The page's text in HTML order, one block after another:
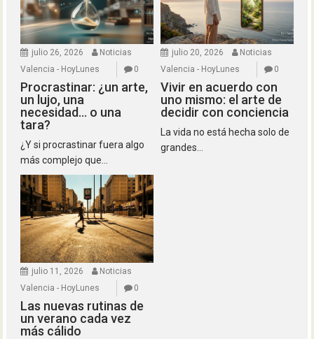
julio 26, 2026
Noticias
Valencia - HoyLunes
0
Procrastinar: ¿un arte,
un lujo, una
necesidad… o una
tara?
¿Y si procrastinar fuera algo
más complejo que...
julio 20, 2026
Noticias
Valencia - HoyLunes
0
Vivir en acuerdo con
uno mismo: el arte de
decidir con conciencia
La vida no está hecha solo de
grandes...
julio 11, 2026
Noticias
Valencia - HoyLunes
0
Las nuevas rutinas de
un verano cada vez
más cálido